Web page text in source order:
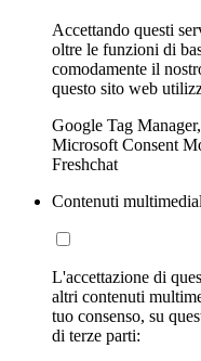
Accettando questi
oltre le funzioni di
comodamente il
questo sito web
Google Tag
Microsoft Consent
Freshchat
Contenuti
L'accettazione di
altri contenuti
tuo consenso, su
di terze parti: